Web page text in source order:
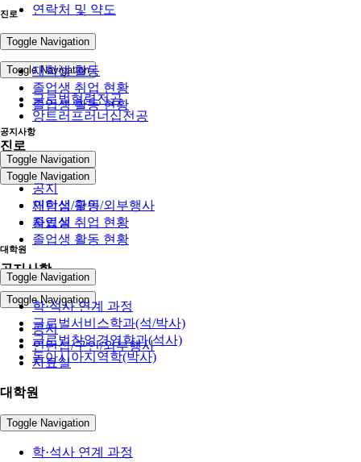
진로
Toggle Navigation
재학생 활동
졸업생 취업 현황
졸업생 활동 현황
공지사항
Toggle Navigation
공지
인턴십/구인/외부행사
자료실
대학원
Toggle Navigation
학·석사 연계 과정
글로벌서비스학과(석/박사)
글로벌창업경영학과(석사)
동아시아지역학(박사)
연락처 및 약도
전공
Toggle Navigation
글로벌협력전공
앙트러프러너십전공
진로
Toggle Navigation
재학생 활동
졸업생 취업 현황
졸업생 활동 현황
공지사항
Toggle Navigation
공지
인턴십/구인/외부행사
자료실
대학원
Toggle Navigation
학·석사 연계 과정